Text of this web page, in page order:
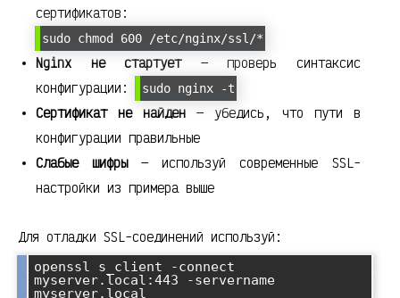
сертификатов:
sudo chmod 600 /etc/nginx/ssl/*
Nginx не стартует— проверь синтаксис
конфигурации:
sudo nginx -t
Сертификат не найден— убедись, что пути в
конфигурации правильные
Слабые шифры— используй современные SSL-
настройки из примера выше
Для отладки SSL-соединений используй:
openssl s_client -connect
myserver.local:443 -servername
myserver.local